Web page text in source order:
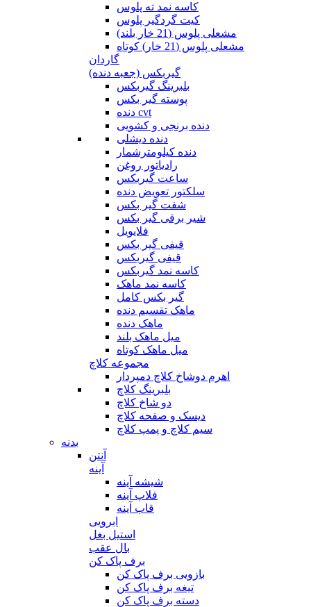
کاسه نمد ته پلوس
کیت گردگیر پلوس
مشعلی پلوس (21 خار بلند)
مشعلی پلوس (21 خار) کوتاه
گاردان
گیربکس (جعبه دنده)
بلبرینگ گیربکس
پوسته گیر بکس
دنده cvt
دنده برنجی و کشویی
دنده دیشلی
دنده کیلومترشمار
رادیاتور روغن
ساعت گیربکس
سلکتور تعویض دنده
شفت گیر بکس
شیر برقی گیر بکس
فلایویل
قیفی گیر بکس
قیفی گیربکس
کاسه نمد گیربکس
کاسه نمد ماهک
گیر بکس کامل
ماهک تقسیم دنده
ماهک دنده
میل ماهک بلند
میل ماهک کوتاه
مجموعه کلاچ
اهرم دوشاخ کلاچ دمپردار
بلبرینگ کلاچ
دو شاخ کلاچ
دیسک و صفحه کلاچ
سیم کلاچ و پمپ کلاچ
بدنه
آنتن
آینه
شیشه آینه
فلاپ آینه
قاب آینه
ابرویی
استیل بغل
بال عقب
برف پاک کن
بازویی برف پاک کن
تیغه برف پاک کن
دسته برف پاک کن